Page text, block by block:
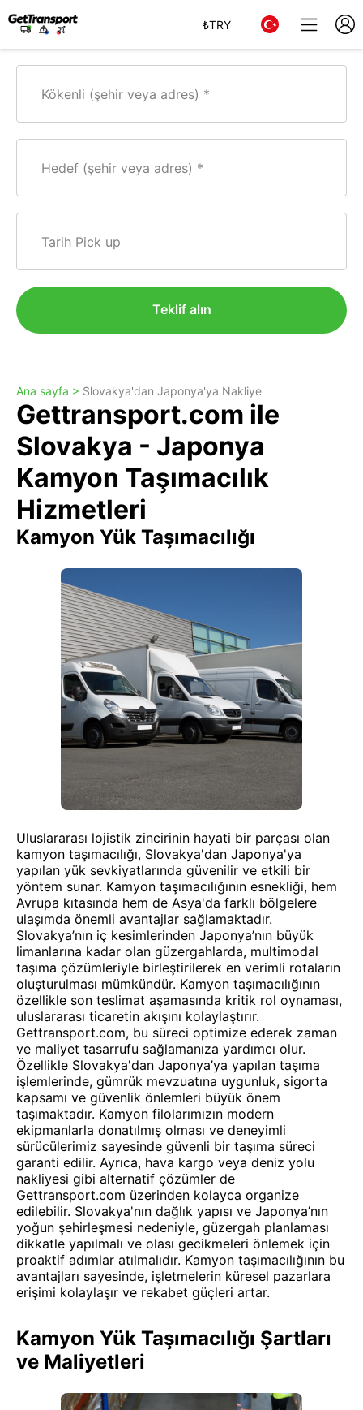
₺TRY
Kökenli (şehir veya adres)
Hedef (şehir veya adres)
Tarih Pick up
Teklif alın
Ana sayfa > Slovakya'dan Japonya'ya Nakliye
Gettransport.com ile
Slovakya - Japonya
Kamyon Taşımacılık
Hizmetleri
Kamyon Yük Taşımacılığı
Uluslararası lojistik zincirinin hayati bir parçası olan
kamyon taşımacılığı, Slovakya'dan Japonya'ya
yapılan yük sevkiyatlarında güvenilir ve etkili bir
yöntem sunar. Kamyon taşımacılığının esnekliği, hem
Avrupa kıtasında hem de Asya'da farklı bölgelere
ulaşımda önemli avantajlar sağlamaktadır.
Slovakya’nın iç kesimlerinden Japonya’nın büyük
limanlarına kadar olan güzergahlarda, multimodal
taşıma çözümleriyle birleştirilerek en verimli rotaların
oluşturulması mümkündür. Kamyon taşımacılığının
özellikle son teslimat aşamasında kritik rol oynaması,
uluslararası ticaretin akışını kolaylaştırır.
Gettransport.com, bu süreci optimize ederek zaman
ve maliyet tasarrufu sağlamanıza yardımcı olur.
Özellikle Slovakya'dan Japonya’ya yapılan taşıma
işlemlerinde, gümrük mevzuatına uygunluk, sigorta
kapsamı ve güvenlik önlemleri büyük önem
taşımaktadır. Kamyon filolarımızın modern
ekipmanlarla donatılmış olması ve deneyimli
sürücülerimiz sayesinde güvenli bir taşıma süreci
garanti edilir. Ayrıca, hava kargo veya deniz yolu
nakliyesi gibi alternatif çözümler de
Gettransport.com üzerinden kolayca organize
edilebilir. Slovakya'nın dağlık yapısı ve Japonya’nın
yoğun şehirleşmesi nedeniyle, güzergah planlaması
dikkatle yapılmalı ve olası gecikmeleri önlemek için
proaktif adımlar atılmalıdır. Kamyon taşımacılığının bu
avantajları sayesinde, işletmelerin küresel pazarlara
erişimi kolaylaşır ve rekabet güçleri artar.
Kamyon Yük Taşımacılığı Şartları
ve Maliyetleri